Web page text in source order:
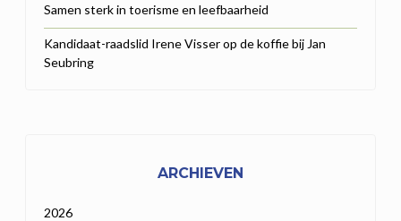
Samen sterk in toerisme en leefbaarheid
Kandidaat-raadslid Irene Visser op de koffie bij Jan
Seubring
ARCHIEVEN
2026